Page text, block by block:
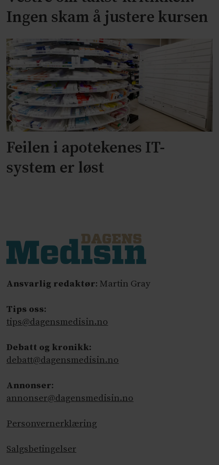
Ingen skam å justere kursen
Feilen i apotekenes IT-
system er løst
Ansvarlig redaktør: Martin Gray
Tips oss:
tips@dagensmedisin.no
Debatt og kronikk:
debatt@dagensmedisin.no
Annonser:
annonser@dagensmedisin.no
Personvernerklæring
Salgsbetingelser